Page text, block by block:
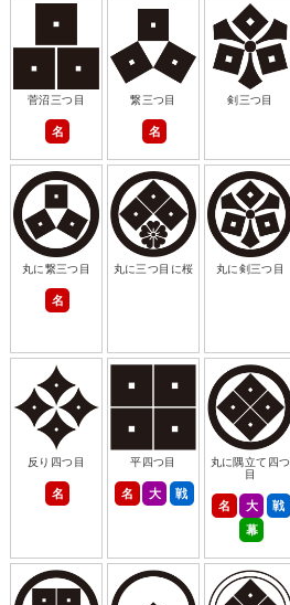
菅沼三つ目
名
繋三つ目
名
剣三つ目
丸に繋三つ目
名
丸に三つ目に桜 丸に剣三つ目
反り四つ目
名
平四つ目
名 大 戦
丸に隅立て四つ
目
名 大
戦
幕